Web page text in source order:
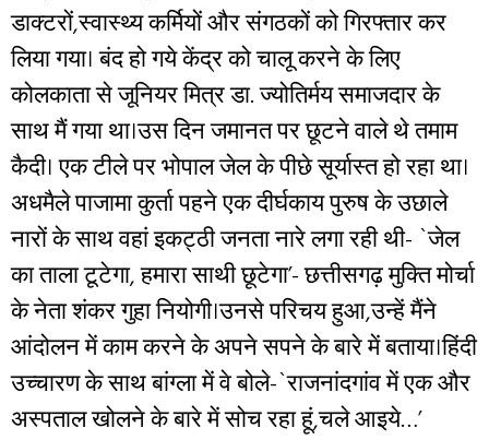
डाक्टरों,स्वास्थ्य कर्मियों और संगठकों को गिरफ्तार कर
लिया गया। बंद हो गये केंद्र को चालू करने के लिए
कोलकाता से जूनियर मित्र डा. ज्योतिर्मय समाजदार के
साथ मैं गया था।उस दिन जमानत पर छूटने वाले थे तमाम
कैदी। एक टीले पर भोपाल जेल के पीछे सूर्यास्त हो रहा था।
अधमैले पाजामा कुर्ता पहने एक दीर्घकाय पुरुष के उछाले
नारों के साथ वहां इकट्ठी जनता नारे लगा रही थी- `जेल
का ताला टूटेगा, हमारा साथी छूटेगा’- छत्तीसगढ़ मुक्ति मोर्चा
के नेता शंकर गुहा नियोगी।उनसे परिचय हुआ,उन्हें मैंने
आंदोलन में काम करने के अपने सपने के बारे में बताया।हिंदी
उच्चारण के साथ बांग्ला में वे बोले-`राजनांदगांव में एक और
अस्पताल खोलने के बारे में सोच रहा हूं,चले आइये…’